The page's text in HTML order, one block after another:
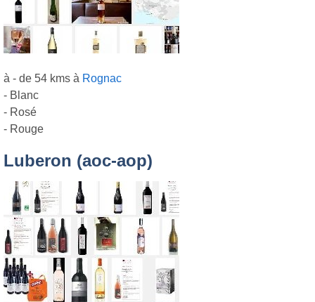
à - de 54 kms à Rognac
- Blanc
- Rosé
- Rouge
Luberon (aoc-aop)